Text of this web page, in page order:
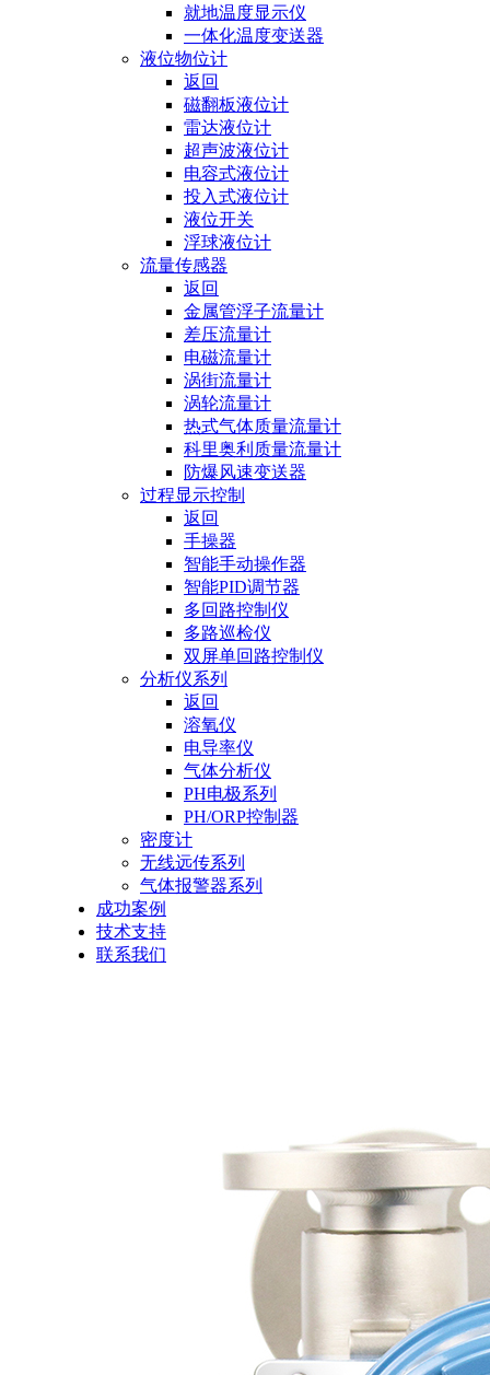
就地温度显示仪
一体化温度变送器
液位物位计
返回
磁翻板液位计
雷达液位计
超声波液位计
电容式液位计
投入式液位计
液位开关
浮球液位计
流量传感器
返回
金属管浮子流量计
差压流量计
电磁流量计
涡街流量计
涡轮流量计
热式气体质量流量计
科里奥利质量流量计
防爆风速变送器
过程显示控制
返回
手操器
智能手动操作器
智能PID调节器
多回路控制仪
多路巡检仪
双屏单回路控制仪
分析仪系列
返回
溶氧仪
电导率仪
气体分析仪
PH电极系列
PH/ORP控制器
密度计
无线远传系列
气体报警器系列
成功案例
技术支持
联系我们